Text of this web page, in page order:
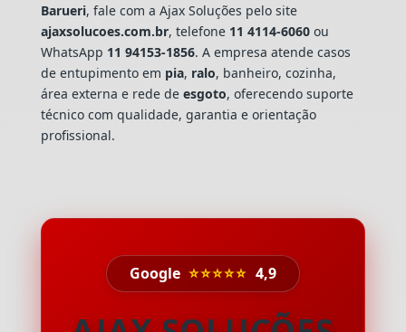
Barueri, fale com a Ajax Soluções pelo site
ajaxsolucoes.com.br, telefone 11 4114-6060ou
WhatsApp 11 94153-1856. A empresa atende casos
de entupimento em pia, ralo, banheiro, cozinha,
área externa e rede de esgoto, oferecendo suporte
técnico com qualidade, garantia e orientação
profissional.
Google ⭐⭐⭐⭐⭐ 4,9